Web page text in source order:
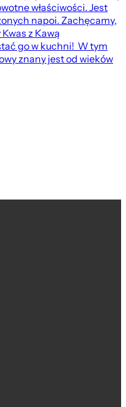
właściwości. Jest
napoi. Zachęcamy,
z Kawą
go w kuchni! W tym
znany jest od wieków